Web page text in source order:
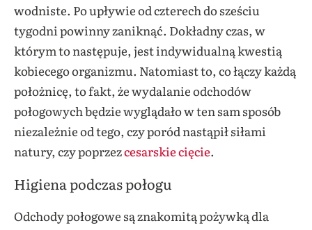
wodniste. Po upływie od czterech do sześciu
tygodni powinny zaniknąć. Dokładny czas, w
którym to następuje, jest indywidualną kwestią
kobiecego organizmu. Natomiast to, co łączy każdą
położnicę, to fakt, że wydalanie odchodów
połogowych będzie wyglądało w ten sam sposób
niezależnie od tego, czy poród nastąpił siłami
natury, czy poprzezcesarskie cięcie.
Higiena podczas połogu
Odchody połogowe są znakomitą pożywką dla